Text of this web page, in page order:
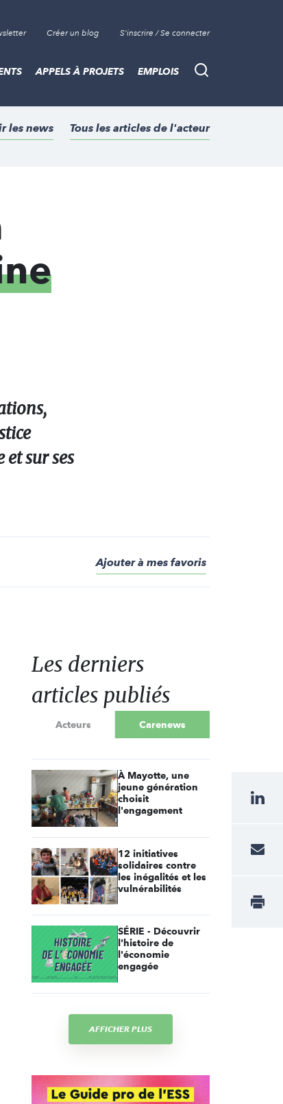
Créer un blog S'inscrire / Se connecter
Recherche
APPELS À PROJETS EMPLOIS
les news Tous les articles de l'acteur
sur ses
Ajouter à mes favoris
Les derniers
articles publiés
Acteurs Carenews
À Mayotte, une
jeune génération
choisit
l'engagement
12 initiatives
solidaires contre
les inégalités et les
vulnérabilités
SÉRIE - Découvrir
l'histoire de
l'économie
engagée
AFFICHER PLUS